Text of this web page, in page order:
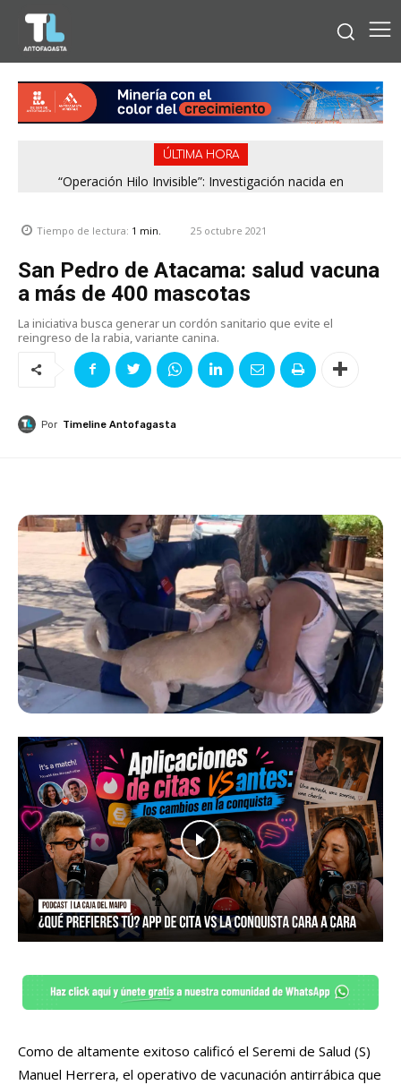
ÚLTIMA HORA
“Operación Hilo Invisible”: Investigación nacida en
Tiempo de lectura: 1 min. 25 octubre 2021
San Pedro de Atacama: salud vacuna
a más de 400 mascotas
La iniciativa busca generar un cordón sanitario que evite el
reingreso de la rabia, variante canina.
Por Timeline Antofagasta
Como de altamente exitoso calificó el Seremi de Salud (S)
Manuel Herrera, el operativo de vacunación antirrábica que